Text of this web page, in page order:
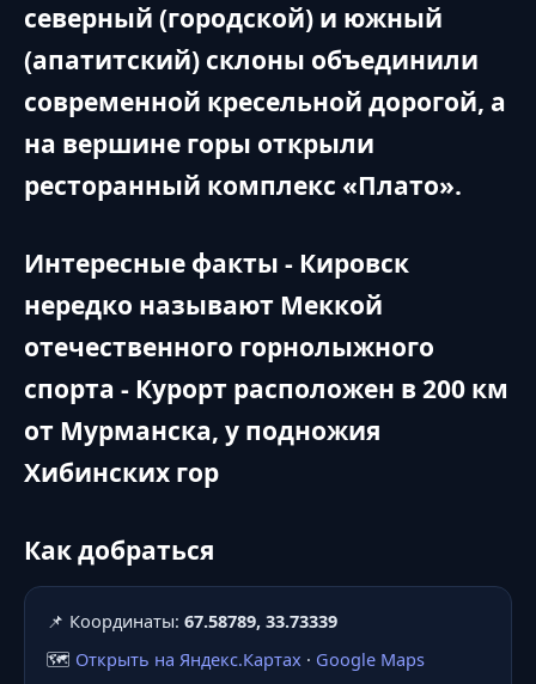
северный (городской) и южный
(апатитский) склоны объединили
современной кресельной дорогой, а
на вершине горы открыли
ресторанный комплекс «Плато».
Интересные факты - Кировск
нередко называют Меккой
отечественного горнолыжного
спорта - Курорт расположен в 200 км
от Мурманска, у подножия
Хибинских гор
Как добраться
📌 Координаты: 67.58789, 33.73339
🗺️ Открыть на Яндекс.Картах · Google Maps